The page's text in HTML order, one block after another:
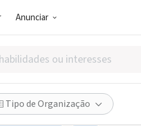
Anunciar
Tipo de Organização
Coop